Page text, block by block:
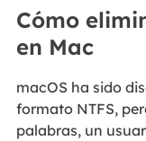
Cómo
en Mac
macOS ha sido
formato NTFS,
palabras, un